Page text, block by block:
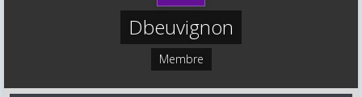
Dbeuvignon
Membre